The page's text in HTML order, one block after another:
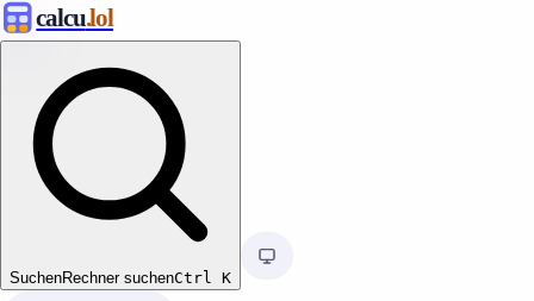
calcu.lol
SuchenRechner suchenCtrl K